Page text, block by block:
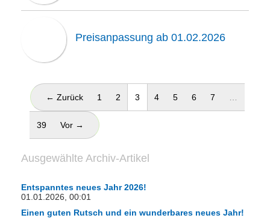
Preisanpassung ab 01.02.2026
← Zurück 1 2 3 (aktuell)
4 5 6 7 …
39 Vor →
Ausgewählte Archiv-Artikel
Entspanntes neues Jahr 2026!
01.01.2026, 00:01
Einen guten Rutsch und ein wunderbares neues Jahr!